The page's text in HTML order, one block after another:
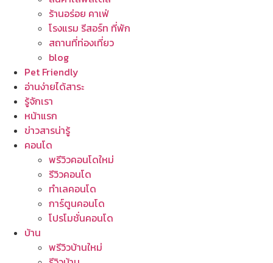
ร้านอร่อย คาเฟ่
โรงแรม รีสอร์ท ที่พัก
สถานที่ท่องเที่ยว
blog
Pet Friendly
อ่านง่ายได้สาระ
รู้จักเรา
หน้าแรก
ข่าวสารน่ารู้
คอนโด
พรีวิวคอนโดใหม่
รีวิวคอนโด
ทำเลคอนโด
การ์ตูนคอนโด
โปรโมชั่นคอนโด
บ้าน
พรีวิวบ้านใหม่